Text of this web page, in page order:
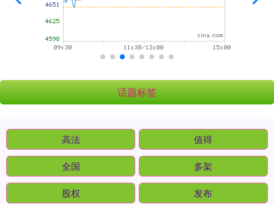
话题标签
高法 值得
全国 多架
股权 发布